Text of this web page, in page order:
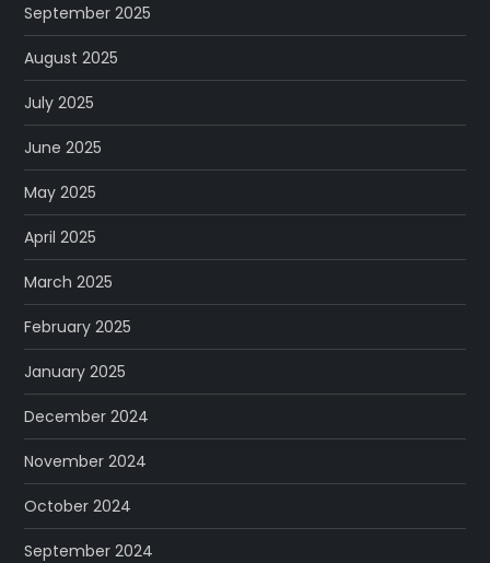
September 2025
August 2025
July 2025
June 2025
May 2025
April 2025
March 2025
February 2025
January 2025
December 2024
November 2024
October 2024
September 2024